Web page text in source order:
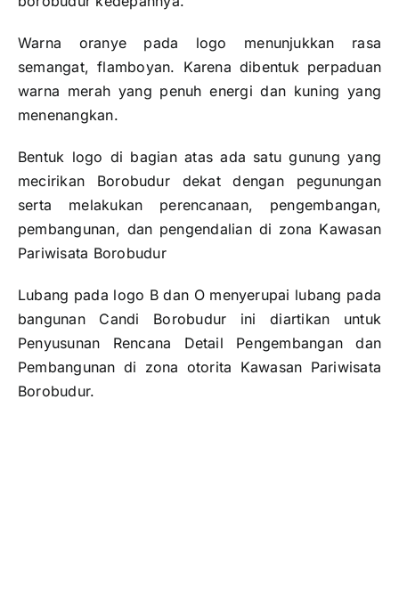
Warna oranye pada logo menunjukkan rasa
semangat, flamboyan. Karena dibentuk perpaduan
warna merah yang penuh energi dan kuning yang
menenangkan.
Bentuk logo di bagian atas ada satu gunung yang
mecirikan Borobudur dekat dengan pegunungan
serta melakukan perencanaan, pengembangan,
pembangunan, dan pengendalian di zona Kawasan
Pariwisata Borobudur
Lubang pada logo B dan O menyerupai lubang pada
bangunan Candi Borobudur ini diartikan untuk
Penyusunan Rencana Detail Pengembangan dan
Pembangunan di zona otorita Kawasan Pariwisata
Borobudur.